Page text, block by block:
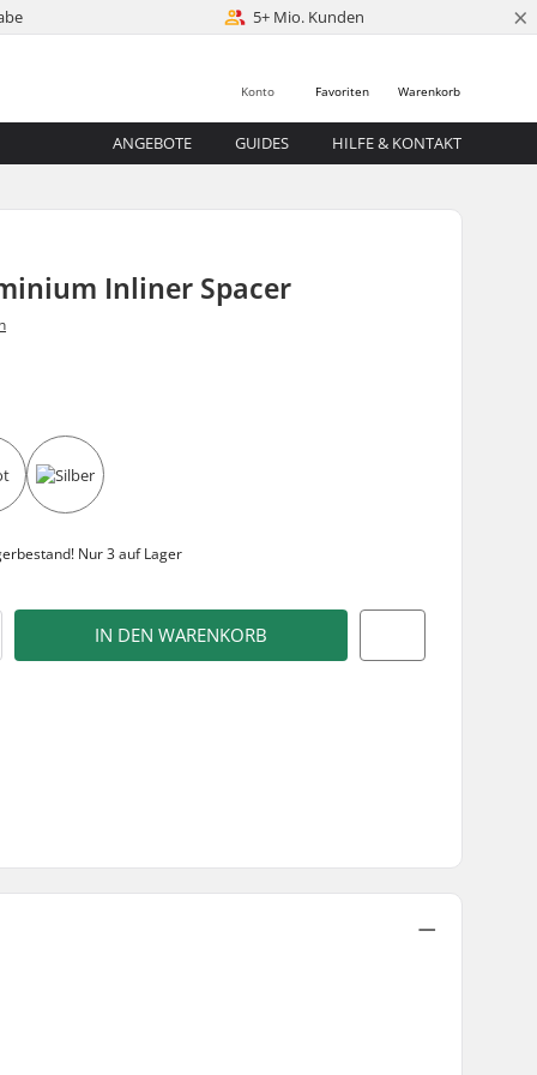
5+ Mio. Kunden ×
Warenkorb
Favoriten
Konto
ANGEBOTE GUIDES HILFE & KONTAKT
Inliner Spacer
Nur 3 auf Lager
IN DEN WARENKORB